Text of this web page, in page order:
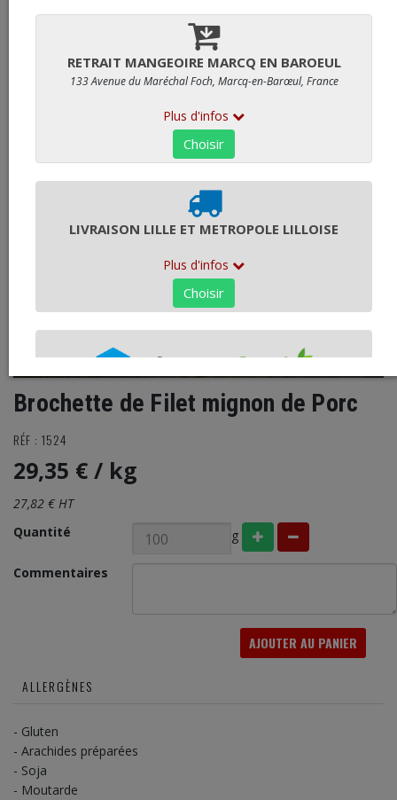
Brochette de Filet mignon de Porc
RÉF : 1524
29,35 € / kg
27,82 € HT
Quantité
g
Commentaires
AJOUTER AU PANIER
ALLERGÈNES
- Gluten
- Arachides préparées
- Soja
- Moutarde